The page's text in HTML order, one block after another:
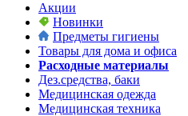
Акции
Новинки
Предметы гигиены
Товары для дома и офиса
Расходные материалы
Дез.средства, баки
Медицинская одежда
Медицинская техника